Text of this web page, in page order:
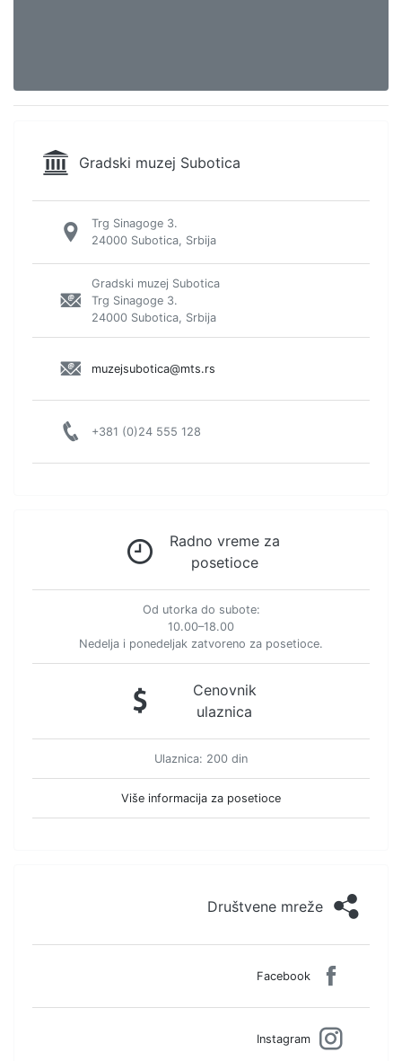
Gradski muzej Subotica
Trg Sinagoge 3.
24000 Subotica, Srbija
Gradski muzej Subotica
Trg Sinagoge 3.
24000 Subotica, Srbija
muzejsubotica@mts.rs
+381 (0)24 555 128
Radno vreme za
posetioce
Od utorka do subote:
10.00–18.00
Nedelja i ponedeljak zatvoreno za posetioce.
Cenovnik
ulaznica
Ulaznica: 200 din
Više informacija za posetioce
Društvene mreže
Facebook
Instagram